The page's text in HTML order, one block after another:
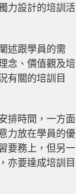
力設計的培訓活
述跟學員的需
念、價值觀及培
有關的培訓目
排時間，一方面
力放在學員的優
要務上，但另一
亦要達成培訓目